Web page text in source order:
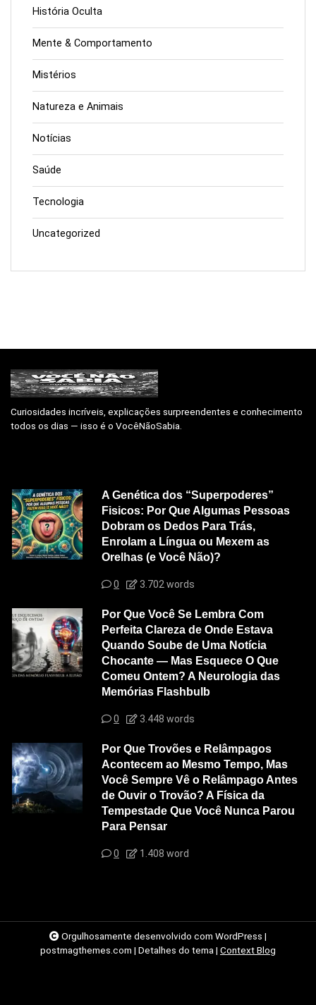
História Oculta
Mente & Comportamento
Mistérios
Natureza e Animais
Notícias
Saúde
Tecnologia
Uncategorized
Curiosidades incríveis, explicações surpreendentes e conhecimento
todos os dias — isso é o VocêNãoSabia.
A Genética dos “Superpoderes”
Fisicos: Por Que Algumas Pessoas
Dobram os Dedos Para Trás,
Enrolam a Língua ou Mexem as
Orelhas (e Você Não)?
0 3.702 words
Por Que Você Se Lembra Com
Perfeita Clareza de Onde Estava
Quando Soube de Uma Notícia
Chocante — Mas Esquece O Que
Comeu Ontem? A Neurologia das
Memórias Flashbulb
0 3.448 words
Por Que Trovões e Relâmpagos
Acontecem ao Mesmo Tempo, Mas
Você Sempre Vê o Relâmpago Antes
de Ouvir o Trovão? A Física da
Tempestade Que Você Nunca Parou
Para Pensar
0 1.408 word
Orgulhosamente desenvolvido com WordPress |
postmagthemes.com | Detalhes do tema| Context Blog